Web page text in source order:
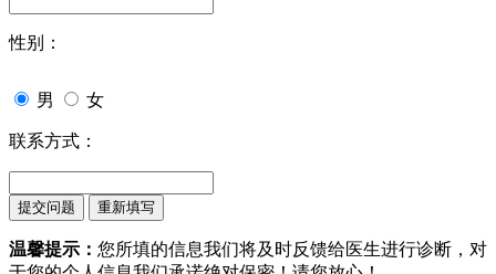
性别：
男 女
联系方式：
温馨提示： 您所填的信息我们将及时反馈给医生进行诊断，对